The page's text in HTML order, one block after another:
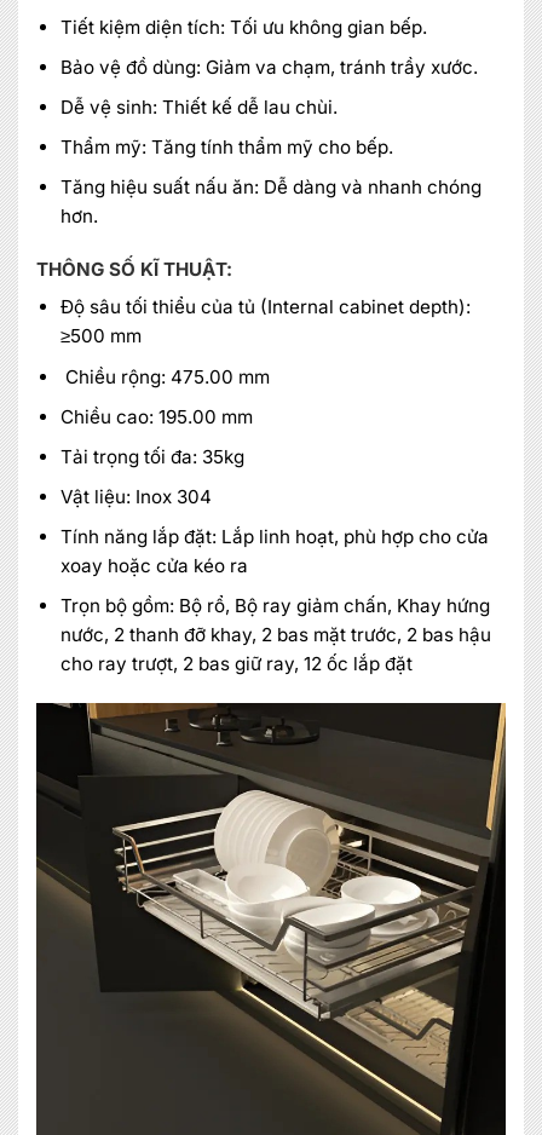
MIỄN PHÍ THIẾT KẾ 3D, ĐO ĐẠC
ĐĂNG KÝ NGAY
Tiết kiệm diện tích: Tối ưu không gian bếp.
Bảo vệ đồ dùng: Giảm va chạm, tránh trầy xước.
Dễ vệ sinh: Thiết kế dễ lau chùi.
Thẩm mỹ: Tăng tính thẩm mỹ cho bếp.
Tăng hiệu suất nấu ăn: Dễ dàng và nhanh chóng
hơn.
THÔNG SỐ KĨ THUẬT:
Độ sâu tối thiểu của tủ (Internal cabinet depth):
≥500 mm
Chiều rộng: 475.00 mm
Chiều cao: 195.00 mm
Tải trọng tối đa: 35kg
Vật liệu: Inox 304
Tính năng lắp đặt: Lắp linh hoạt, phù hợp cho cửa
xoay hoặc cửa kéo ra
Trọn bộ gồm: Bộ rổ, Bộ ray giảm chấn, Khay hứng
nước, 2 thanh đỡ khay, 2 bas mặt trước, 2 bas hậu
cho ray trượt, 2 bas giữ ray, 12 ốc lắp đặt